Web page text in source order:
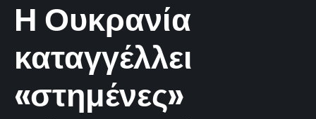
Η Ουκρανία
καταγγέλλει
«στημένες»